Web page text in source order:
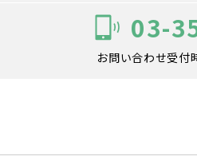
03-
お問い合わせ受付